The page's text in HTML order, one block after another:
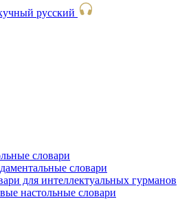
русский
словари
словари
для интеллектуальных гурманов
настольные словари